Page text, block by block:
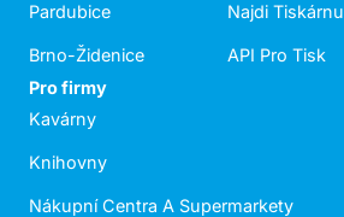
Pardubice
Brno-Židenice
Najdi Tiskárnu
API Pro Tisk
Pro firmy
Kavárny
Knihovny
Nákupní Centra A Supermarkety